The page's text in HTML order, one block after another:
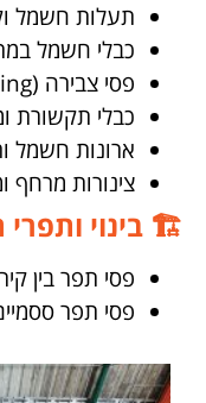
תעלות חשמל
כבלי חשמל
פסי צבירה (Busbar Trunking).
כבלי תקשורת
ארונות חשמל
צינורות מרחף
🏗️ בינוי
פסי תפר בין
פסי תפר